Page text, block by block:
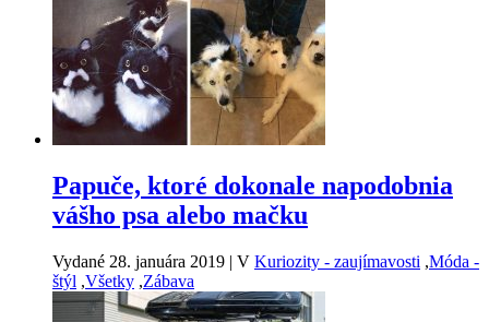
Papuče, ktoré dokonale napodobnia
vášho psa alebo mačku
Vydané 28. januára 2019 | V Kuriozity - zaujímavosti ,Móda -
štýl ,Všetky ,Zábava